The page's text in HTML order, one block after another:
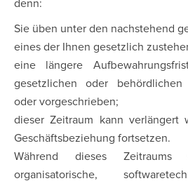
denn:
Sie üben unter den nachstehend
eines der Ihnen gesetzlich
eine längere
gesetzlichen oder behördlichen
oder vorgeschrieben;
dieser Zeitraum kann verlängert
Geschäftsbeziehung fortsetzen.
Während dieses
organisatorische,